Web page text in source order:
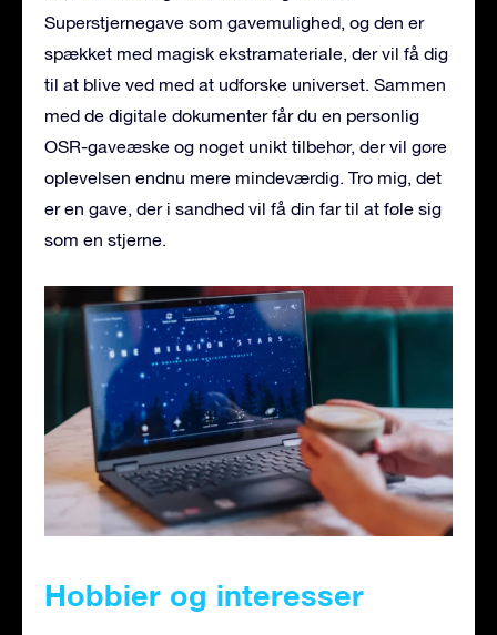
Superstjernegave som gavemulighed, og den er
spækket med magisk ekstramateriale, der vil få dig
til at blive ved med at udforske universet. Sammen
med de digitale dokumenter får du en personlig
OSR-gaveæske og noget unikt tilbehør, der vil gøre
oplevelsen endnu mere mindeværdig. Tro mig, det
er en gave, der i sandhed vil få din far til at føle sig
som en stjerne.
Hobbier og interesser